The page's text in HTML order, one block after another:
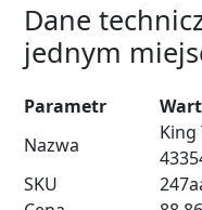
Dane
jednym
Parametr
Nazwa
King
SKU